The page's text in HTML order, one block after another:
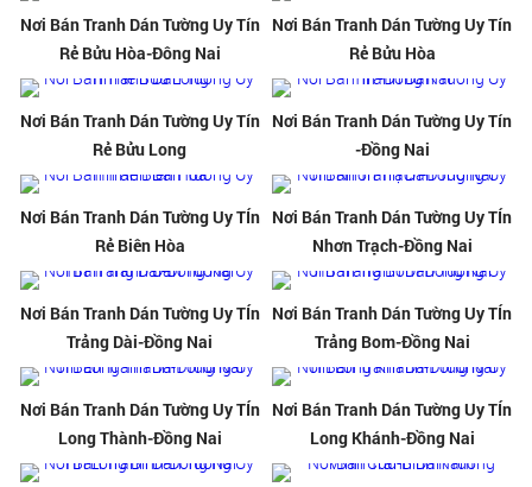
Nơi Bán Tranh Dán Tường Uy Tín
Rẻ Bửu Hòa-Đông Nai
Nơi Bán Tranh Dán Tường Uy Tín
Rẻ Bửu Hòa
Nơi Bán Tranh Dán Tường Uy Tín
Rẻ Bửu Long
Nơi Bán Tranh Dán Tường Uy Tín
-Đồng Nai
Nơi Bán Tranh Dán Tường Uy TÍn
Rẻ Biên Hòa
Nơi Bán Tranh Dán Tường Uy TÍn
Nhơn Trạch-Đồng Nai
Nơi Bán Tranh Dán Tường Uy TÍn
Trảng Dài-Đồng Nai
Nơi Bán Tranh Dán Tường Uy TÍn
Trảng Bom-Đồng Nai
Nơi Bán Tranh Dán Tường Uy TÍn
Long Thành-Đồng Nai
Nơi Bán Tranh Dán Tường Uy TÍn
Long Khánh-Đồng Nai